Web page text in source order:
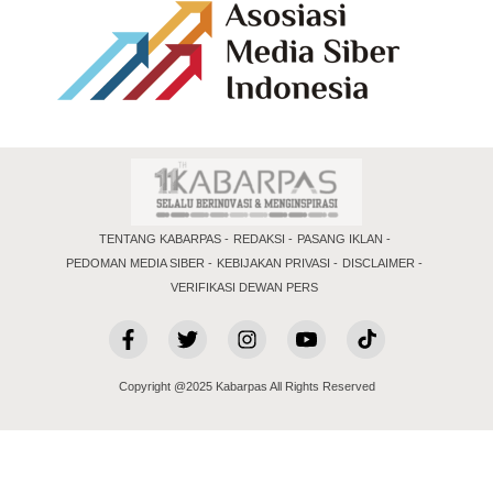
TENTANG KABARPAS REDAKSI
PASANG IKLAN
PEDOMAN MEDIA SIBER
KEBIJAKAN PRIVASI
DISCLAIMER
VERIFIKASI DEWAN PERS
Copyright @2025 Kabarpas All Rights Reserved